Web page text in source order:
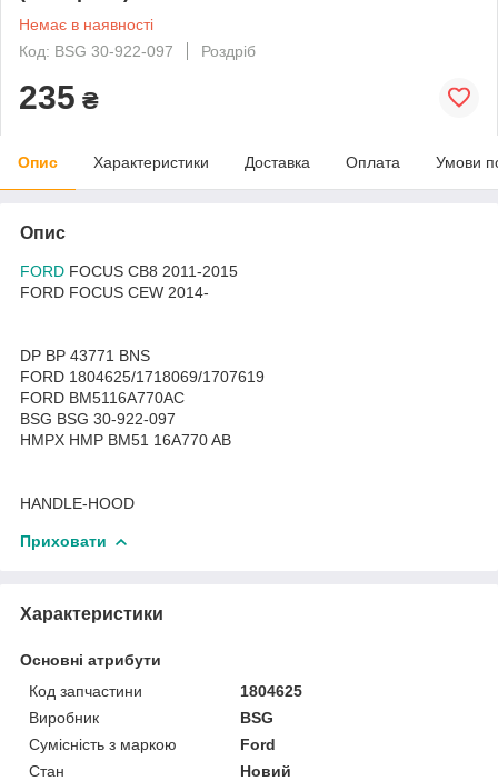
Немає в наявності
Код: BSG 30-922-097
Роздріб
235 ₴
Опис Характеристики Доставка Оплата Умови
Опис
FORD FOCUS CB8 2011-2015
FORD FOCUS CEW 2014-
DP BP 43771 BNS
FORD 1804625/1718069/1707619
FORD BM5116A770AC
BSG BSG 30-922-097
HMPX HMP BM51 16A770 AB
HANDLE-HOOD
Приховати
Характеристики
Основні атрибути
Код запчастини
1804625
Виробник
BSG
Сумісність з маркою
Ford
Стан
Новий